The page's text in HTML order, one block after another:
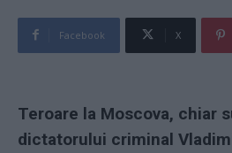
Facebook X
Teroare la Moscova, chiar
dictatorului criminal